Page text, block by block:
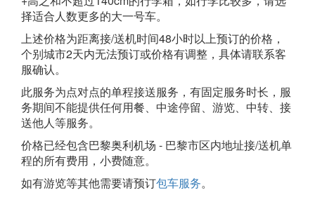
择适合人数更多的大一号车。
上述价格为距离接/送机时间48小时以上预订的价格，
个别城市2天内无法预订或价格有调整，具体请联系客
服确认。
此服务为点对点的单程接送服务，有固定服务时长，服
务期间不能提供任何用餐、中途停留、游览、中转、接
送他人等服务。
价格已经包含巴黎奥利机场 - 巴黎市区内地址接/送机单
程的所有费用，小费随意。
如有游览等其他需要请预订包车服务。